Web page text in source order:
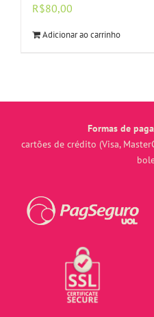
R$80,00
Adicionar ao carrinho
Formas de
cartões de crédito (Visa,